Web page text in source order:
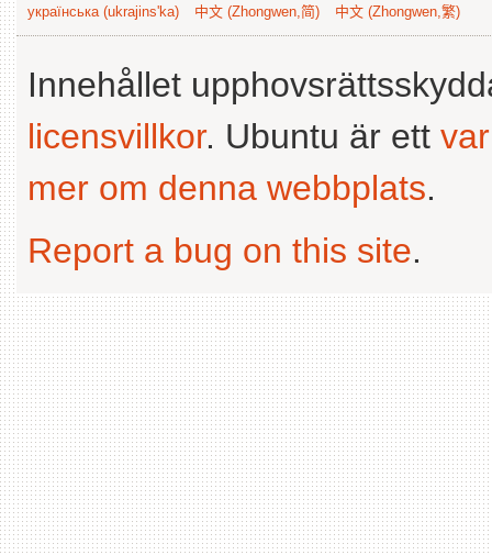
українська (ukrajins'ka)
中文 (Zhongwen,简) 中文 (Zhongwen,繁)
Innehållet
licensvillkor. Ubuntu är ett
mer om denna webbplats.
Report a bug on this site.